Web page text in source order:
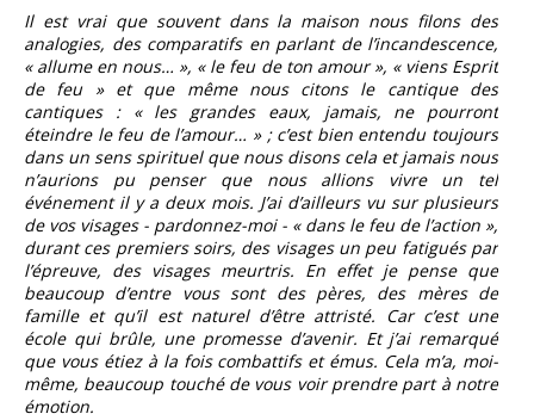
Il est vrai que souvent dans la maison nous filons des
analogies, des comparatifs en parlant de l’incandescence,
« allume en nous… », « le feu de ton amour », « viens Esprit
de feu » et que même nous citons le cantique des
cantiques : « les grandes eaux, jamais, ne pourront
éteindre le feu de l’amour… » ; c’est bien entendu toujours
dans un sens spirituel que nous disons cela et jamais nous
n’aurions pu penser que nous allions vivre un tel
événement il y a deux mois. J’ai d’ailleurs vu sur plusieurs
de vos visages - pardonnez-moi - « dans le feu de l’action »,
durant ces premiers soirs, des visages un peu fatigués par
l’épreuve, des visages meurtris. En effet je pense que
beaucoup d’entre vous sont des pères, des mères de
famille et qu’il est naturel d’être attristé. Car c’est une
école qui brûle, une promesse d’avenir. Et j’ai remarqué
que vous étiez à la fois combattifs et émus. Cela m’a, moi-
même, beaucoup touché de vous voir prendre part à notre
émotion.